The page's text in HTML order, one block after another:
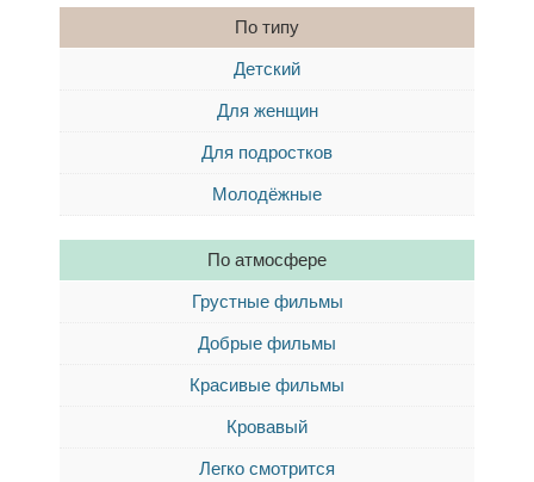
По типу
Детский
Для женщин
Для подростков
Молодёжные
По атмосфере
Грустные фильмы
Добрые фильмы
Красивые фильмы
Кровавый
Легко смотрится